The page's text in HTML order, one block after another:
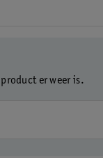
er weer is.